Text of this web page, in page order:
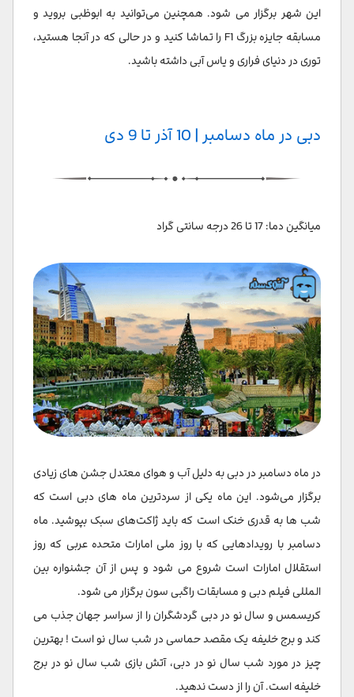
این شهر برگزار می شود. همچنین می‌توانید به ابوظبی بروید و
مسابقه جایزه بزرگ F1 را تماشا کنید و در حالی که در آنجا هستید،
توری در دنیای فراری و یاس آبی داشته باشید.
دبی در ماه دسامبر | 10 آذر تا 9 دی
میانگین دما: 17 تا 26 درجه سانتی گراد
در ماه دسامبر در دبی به دلیل آب و هوای معتدل جشن های زیادی
برگزار می‌شود. این ماه یکی از سردترین ماه های دبی است که
شب ها به قدری خنک است که باید ژاکت‌های سبک بپوشید. ماه
دسامبر با رویدادهایی که با روز ملی امارات متحده عربی که روز
استقلال امارات است شروع می شود و پس از آن جشنواره بین
المللی فیلم دبی و مسابقات راگبی سون برگزار می شود.
کریسمس و سال نو در دبی گردشگران را از سراسر جهان جذب می
کند و برج خلیفه یک مقصد حماسی در شب سال نو است ! بهترین
چیز در مورد شب سال نو در دبی، آتش بازی شب سال نو در برج
خلیفه است. آن را از دست ندهید.